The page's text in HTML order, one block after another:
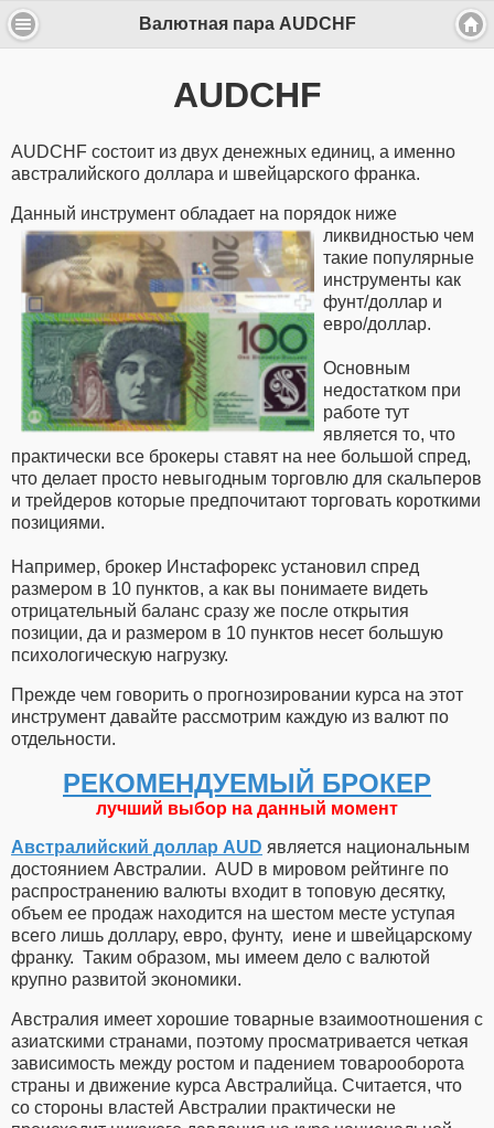
Валютная пара AUDCHF
AUDCHF
AUDCHF состоит из двух денежных единиц, а именно
австралийского доллара и швейцарского франка.
Данный инструмент обладает на порядок ниже
ликвидностью чем
такие популярные
инструменты как
фунт/доллар и
евро/доллар.
Основным
недостатком при
работе тут
является то, что
практически все брокеры ставят на нее большой спред,
что делает просто невыгодным торговлю для скальперов
и трейдеров которые предпочитают торговать короткими
позициями.
Например, брокер Инстафорекс установил спред
размером в 10 пунктов, а как вы понимаете видеть
отрицательный баланс сразу же после открытия
позиции, да и размером в 10 пунктов несет большую
психологическую нагрузку.
Прежде чем говорить о прогнозировании курса на этот
инструмент давайте рассмотрим каждую из валют по
отдельности.
РЕКОМЕНДУЕМЫЙ БРОКЕР
лучший выбор на данный момент
Австралийский доллар AUD является национальным
достоянием Австралии. AUD в мировом рейтинге по
распространению валюты входит в топовую десятку,
объем ее продаж находится на шестом месте уступая
всего лишь доллару, евро, фунту, иене и швейцарскому
франку. Таким образом, мы имеем дело с валютой
крупно развитой экономики.
Австралия имеет хорошие товарные взаимоотношения с
азиатскими странами, поэтому просматривается четкая
зависимость между ростом и падением товарооборота
страны и движение курса Австралийца. Считается, что
со стороны властей Австралии практически не